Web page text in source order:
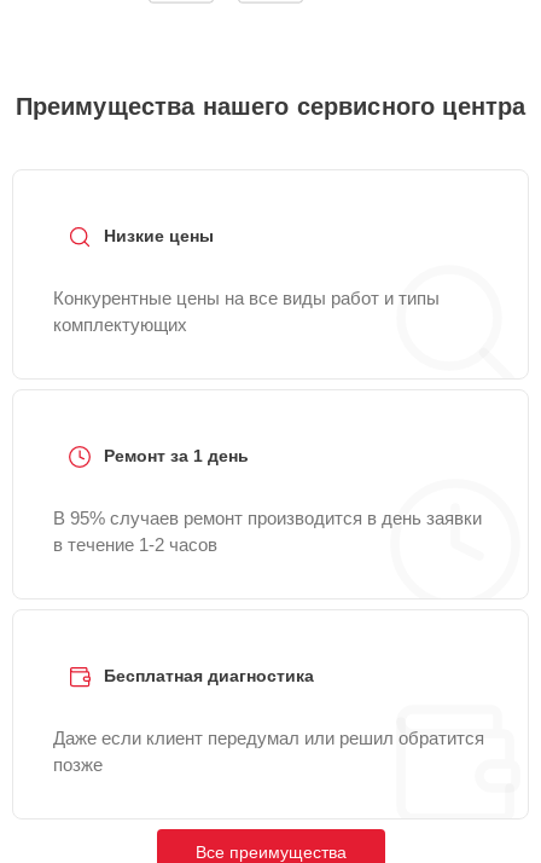
Преимущества нашего сервисного центра
Низкие цены
Конкурентные цены на все виды работ и типы
комплектующих
Ремонт за 1 день
В 95% случаев ремонт производится в день заявки
в течение 1-2 часов
Бесплатная диагностика
Даже если клиент передумал или решил обратится
позже
Все преимущества